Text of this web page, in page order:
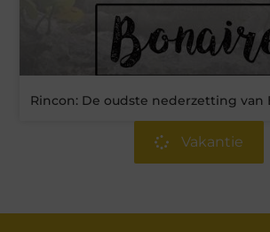
Rincon: De oudste nederzetting van
Vakantie